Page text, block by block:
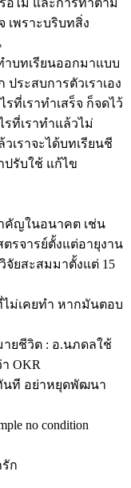
เพราะบริบทสิ่ง
บทเรียนออกมาแบบ
ประสบการตัวเราเอง
ที่เราทำเสร็จ ก็จดไว้
ที่เราทำแล้วไม่
วเราจะได้บทเรียนชี
ปรับใช้ แก้ไข
คัญในอนาคต เช่น
รจารย์ตั้งแต่อายุงาน
จัยสะสมมาตั้งแต่ 15
ไม่เคยทำ หากมันตอบ
ายชีวิต : อ.นภดลใช้
OKR
นที อย่าหยุดพัฒนา
no condition
รัก